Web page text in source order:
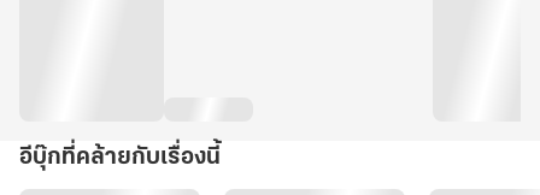
อีบุ๊กที่คล้ายกับเรื่องนี้